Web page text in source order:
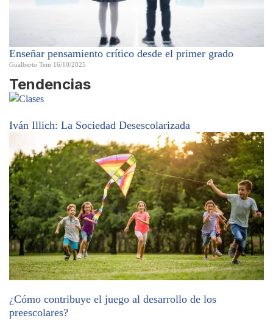
Enseñar pensamiento crítico desde el primer grado
Gualberto Tein 16/10/2025
Tendencias
Iván Illich: La Sociedad Desescolarizada
¿Cómo contribuye el juego al desarrollo de los
preescolares?